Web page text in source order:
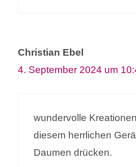
Christian Ebel
4. September 2024 um
wundervolle
diesem herrlichen
Daumen drücken.